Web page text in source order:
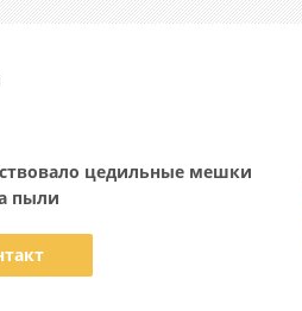
цедильные мешки
пыли